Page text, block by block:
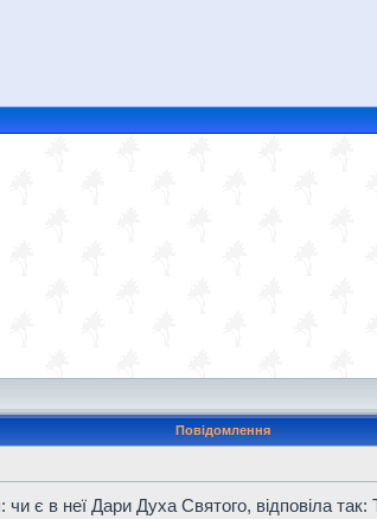
Повідомлення
є в неї Дари Духа Святого, відповіла